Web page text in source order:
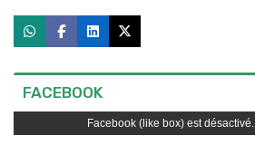
FACEBOOK
Facebook (like box) est désactivé.